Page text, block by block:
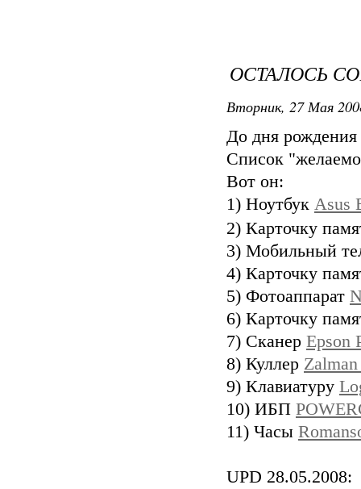
ОСТАЛОСЬ
Вторник, 27 Мая
До дня рождения
Список
Вот он:
1) Ноутбук Asus
2) Карточку
3) Мобильный
4) Карточку
5) Фотоаппарат
6) Карточку
7) Сканер Epson
8) Куллер
9) Клавиатуру
10) ИБП
11) Часы
UPD 28.05.2008: